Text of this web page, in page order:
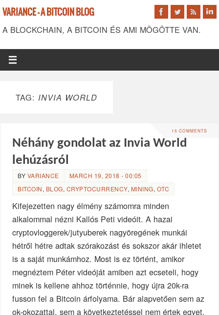
VARIANCE - A BITCOIN BLOG
A BLOCKCHAIN, A BITCOIN ÉS AMI MÖGÖTTE VAN.
TAG: INVIA WORLD
15 COMMENTS
Néhány gondolat az Invia World
lehúzásról
BY VARIANCE
MARCH 19, 2018 - 00:05
BITCOIN, BLOG, CRYPTOCURRENCY, MINING, OTC
Kifejezetten nagy élmény számomra minden
alkalommal nézni Kallós Peti videóit. A hazai
cryptovloggerek/jutyuberek nagyöregének munkái
hétről hétre adtak szórakozást és sokszor akár ihletet
is a saját munkámhoz. Most is ez történt, amikor
megnéztem Péter videóját amiben azt ecseteli, hogy
minek is kellene ahhoz történnie, hogy újra 20k-ra
fusson fel a Bitcoin árfolyama. Bár alapvetően sem az
ok-okozattal, sem a következtetéssel nem értek egyet,